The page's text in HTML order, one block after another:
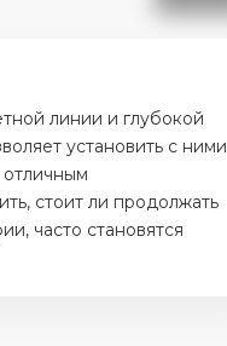
линии и глубокой
установить с ними
отличным
стоит ли продолжать
часто становятся